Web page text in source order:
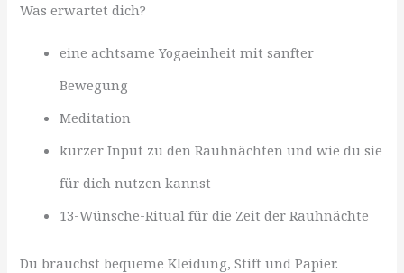
Was erwartet dich?
eine achtsame Yogaeinheit mit sanfter
Bewegung
Meditation
kurzer Input zu den Rauhnächten und wie du sie
für dich nutzen kannst
13-Wünsche-Ritual für die Zeit der Rauhnächte
Du brauchst bequeme Kleidung, Stift und Papier.